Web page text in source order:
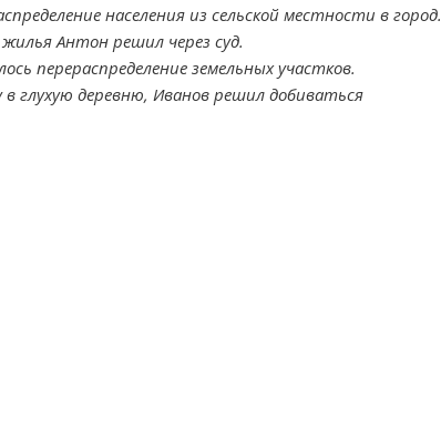
населения из сельской местности в город.
Антон решил через суд.
перераспределение земельных участков.
глухую деревню, Иванов решил добиваться